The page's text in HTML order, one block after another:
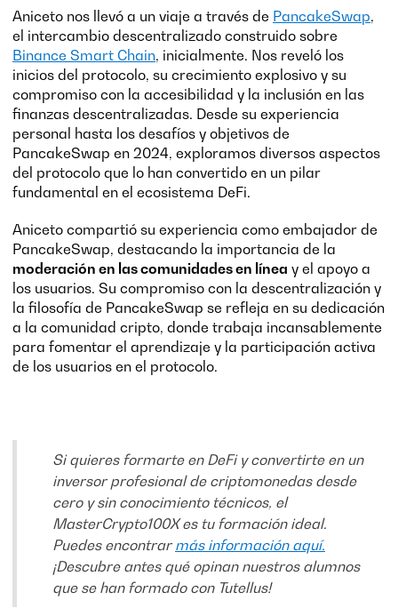
Aniceto nos llevó a un viaje a través de PancakeSwap,
el intercambio descentralizado construido sobre
Binance Smart Chain, inicialmente. Nos reveló los
inicios del protocolo, su crecimiento explosivo y su
compromiso con la accesibilidad y la inclusión en las
finanzas descentralizadas. Desde su experiencia
personal hasta los desafíos y objetivos de
PancakeSwap en 2024, exploramos diversos aspectos
del protocolo que lo han convertido en un pilar
fundamental en el ecosistema DeFi.
Aniceto compartió su experiencia como embajador de
PancakeSwap, destacando la importancia de la
moderación en las comunidades en línea y el apoyo a
los usuarios. Su compromiso con la descentralización y
la filosofía de PancakeSwap se refleja en su dedicación
a la comunidad cripto, donde trabaja incansablemente
para fomentar el aprendizaje y la participación activa
de los usuarios en el protocolo.
Si quieres formarte en DeFi y convertirte en un
inversor profesional de criptomonedas desde
cero y sin conocimiento técnicos, el
MasterCrypto100X es tu formación ideal.
Puedes encontrarmás información aquí.
¡Descubre antes qué opinan nuestros alumnos
que se han formado con Tutellus!